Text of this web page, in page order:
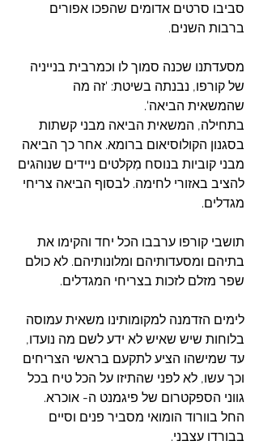
סביבו סרטים אדומים שהפכו אפורים
ברבות השנים.
מסעדתנו שכנה סמוך לו וכמרבית בנייניה
של קורפו, נבנתה בשיטת: 'זה מה
שהמשאית הביאה'.
בתחילה, המשאית הביאה מבני קשתות
בסגנון הקולוסיאום ברומא. אחר כך הביאה
מבני קוביות בנוסח מִקלטים ניידים שנוהגים
להציב באזורי לחימה. לבסוף הביאה צריחי
מגדלים.
תושבי קורפו ערבבו הכל יחד והקימו את
בתיהם ומסעדותיהם ומלונותיהם. לא כולם
שפר מזלם לזכות בצריחי המגדלים.
לימים הזדמנה למקומותינו משאית עמוסה
בלוחות שיש שאיש לא ידע לשם מה נועדו,
עד שמישהו הציע לתקעם בראשי הצריחים
וכך עשו, לא לפני שהתיזו על הכל טיח בכל
גווני הספקטרום של פיגמנט ה- אוכרא.
החל בוורוד הומואי מסביר פנים וסיים
בבורדו עצבני.